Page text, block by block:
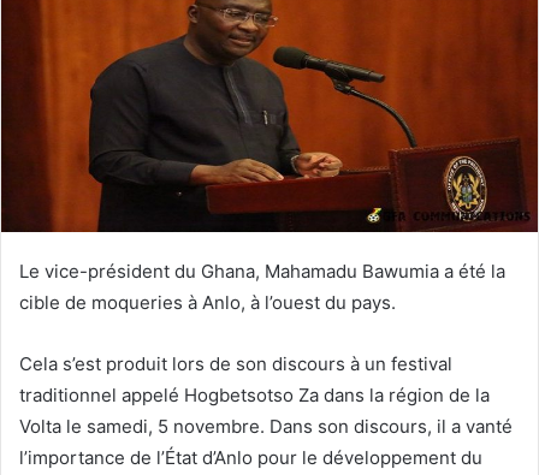
Le vice-président du Ghana, Mahamadu Bawumia a été la
cible de moqueries à Anlo, à l’ouest du pays.
Cela s’est produit lors de son discours à un festival
traditionnel appelé Hogbetsotso Za dans la région de la
Volta le samedi, 5 novembre. Dans son discours, il a vanté
l’importance de l’État d’Anlo pour le développement du